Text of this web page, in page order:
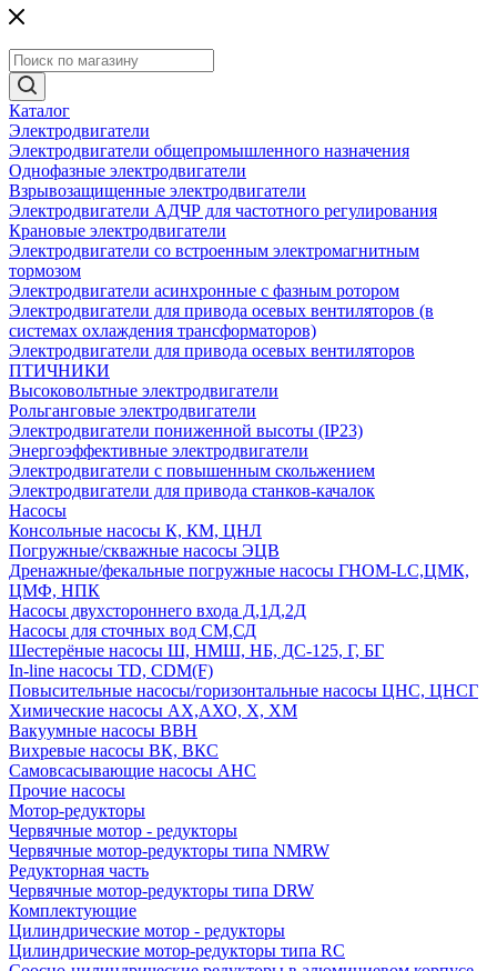
Каталог
Электродвигатели
Электродвигатели общепромышленного назначения
Однофазные электродвигатели
Взрывозащищенные электродвигатели
Электродвигатели АДЧР для частотного регулирования
Крановые электродвигатели
Электродвигатели со встроенным электромагнитным
тормозом
Электродвигатели асинхронные с фазным ротором
Электродвигатели для привода осевых вентиляторов (в
системах охлаждения трансформаторов)
Электродвигатели для привода осевых вентиляторов
ПТИЧНИКИ
Высоковольтные электродвигатели
Рольганговые электродвигатели
Электродвигатели пониженной высоты (IP23)
Энергоэффективные электродвигатели
Электродвигатели с повышенным скольжением
Электродвигатели для привода станков-качалок
Насосы
Консольные насосы К, КМ, ЦНЛ
Погружные/скважные насосы ЭЦВ
Дренажные/фекальные погружные насосы ГНОМ-LC,ЦМК,
ЦМФ, НПК
Насосы двухстороннего входа Д,1Д,2Д
Насосы для сточных вод СМ,СД
Шестерёные насосы Ш, НМШ, НБ, ДС-125, Г, БГ
In-line насосы TD, CDM(F)
Повысительные насосы/горизонтальные насосы ЦНС, ЦНСГ
Химические насосы АХ,АХО, Х, ХМ
Вакуумные насосы ВВН
Вихревые насосы ВК, ВКС
Самовсасывающие насосы АНС
Прочие насосы
Мотор-редукторы
Червячные мотор - редукторы
Червячные мотор-редукторы типа NMRW
Редукторная часть
Червячные мотор-редукторы типа DRW
Комплектующие
Цилиндрические мотор - редукторы
Цилиндрические мотор-редукторы типа RC